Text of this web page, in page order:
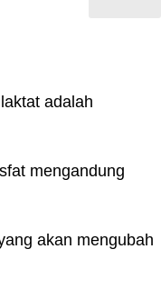
adalah
mengandung
akan mengubah